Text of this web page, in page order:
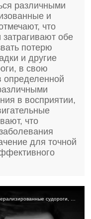
различными
и
что
обе
потерю
и другие
в свою
определенной
в восприятии,
что
для точной